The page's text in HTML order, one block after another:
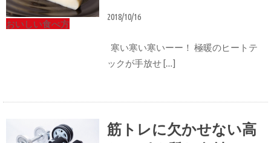
おいしい食べ方
2018/10/16
寒い寒い寒いーー！ 極暖のヒートテ
ックが手放せ […]
筋トレに欠かせない高